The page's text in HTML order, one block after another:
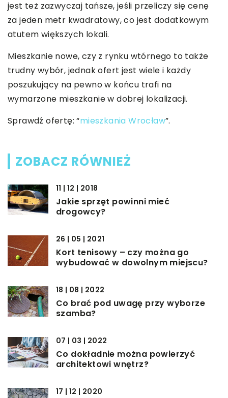
jest też zazwyczaj tańsze, jeśli przeliczy się cenę
za jeden metr kwadratowy, co jest dodatkowym
atutem większych lokali.
Mieszkanie nowe, czy z rynku wtórnego to także
trudny wybór, jednak ofert jest wiele i każdy
poszukujący na pewno w końcu trafi na
wymarzone mieszkanie w dobrej lokalizacji.
Sprawdź ofertę: “mieszkania Wrocław”.
ZOBACZ RÓWNIEŻ
11 | 12 | 2018
Jakie sprzęt powinni mieć
drogowcy?
26 | 05 | 2021
Kort tenisowy – czy można go
wybudować w dowolnym miejscu?
18 | 08 | 2022
Co brać pod uwagę przy wyborze
szamba?
07 | 03 | 2022
Co dokładnie można powierzyć
architektowi wnętrz?
17 | 12 | 2020